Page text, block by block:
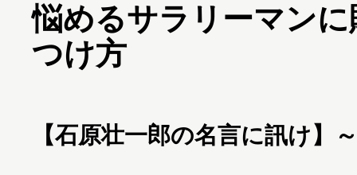
悩めるサラリーマン
つけ方
【石原壮一郎の名言に訊け】